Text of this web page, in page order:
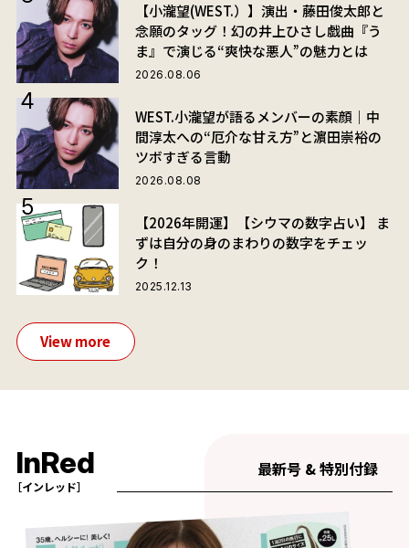
【小瀧望(WEST.）】演出・藤田俊太郎と
念願のタッグ！幻の井上ひさし戯曲『う
ま』で演じる“爽快な悪人”の魅力とは
2026.08.06
WEST.小瀧望が語るメンバーの素顔｜中
間淳太への“厄介な甘え方”と濵田崇裕の
ツボすぎる言動
2026.08.08
【2026年開運】【シウマの数字占い】 ま
ずは自分の身のまわりの数字をチェッ
ク！
2025.12.13
View more
InRed
［インレッド］
最新号 & 特別付録